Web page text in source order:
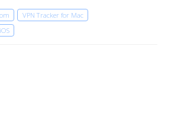
VPN Tracker for Mac